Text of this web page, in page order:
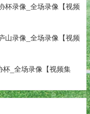
杯录像_全场录像【视频
山录像_全场录像【视频
_全场录像【视频集